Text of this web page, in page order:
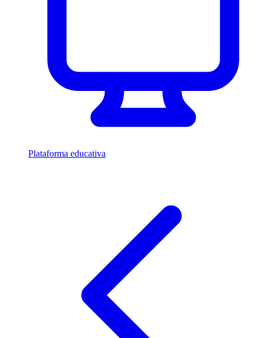
Plataforma educativa